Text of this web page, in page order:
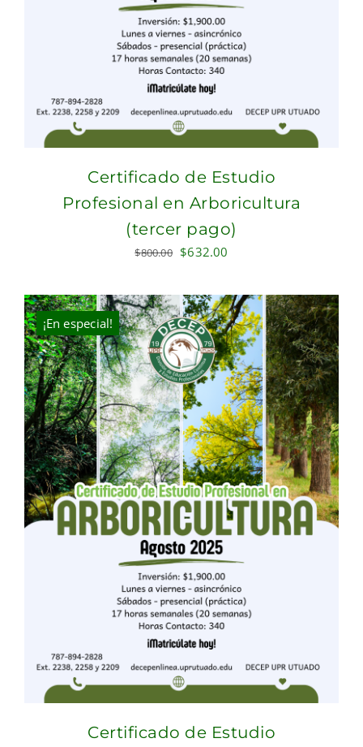
Certificado de Estudio
Profesional en Arboricultura
(tercer pago)
$800.00 Original
was:
$800.00.
$632.00
is:
$632.00.
¡En especial!
Certificado de Estudio